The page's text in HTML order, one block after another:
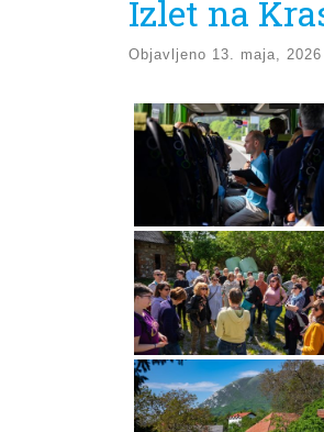
Izlet na
Objavljeno 13. maja, 2026